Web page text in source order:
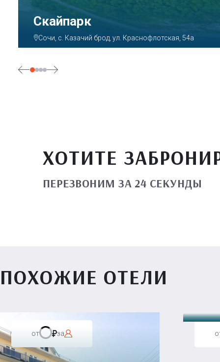
Парк «Ривьера»
Сочи, ул. Егорова, 1/6, микрорайон Центральный
ХОТИТЕ
ПЕРЕЗВОНИМ ЗА 24 СЕКУНДЫ
ПОХОЖИЕ ОТЕЛИ
от за